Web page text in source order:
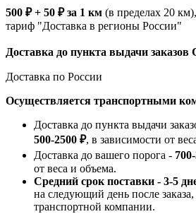
500 ₽ + 50 ₽ за 1 км (в пределах 20
тариф "Доставка в регионы России"
Доставка до пункта выдачи
Доставка по России
Осуществляется транспортными
Доставка до пункта выдачи
500-2500 ₽, в зависимости от
Доставка до вашего порога -
от веса и объема.
Средний срок поставки - 3-5
на следующий день после
транспортной компании.